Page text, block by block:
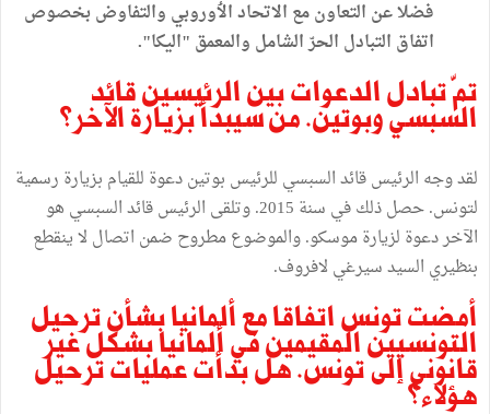
فضلا عن التعاون مع الاتحاد الٲوروبي والتفاوض بخصوص
اتفاق التبادل الحرّ الشامل والمعمق "اليكا".
تمّ تبادل الدعوات بين الرئيسين قائد
السبسي وبوتين. من سيبدأ بزيارة الآخر؟
لقد وجه الرئيس قائد السبسي للرئيس بوتين دعوة للقيام بزيارة رسمية
لتونس. حصل ذلك في سنة 2015. وتلقى الرئيس قائد السبسي هو
الآخر دعوة لزيارة موسكو. والموضوع مطروح ضمن اتصال لا ينقطع
بنظيري السيد سيرغي لافروف.
أمضت تونس اتفاقا مع ألمانيا بشأن ترحيل
التونسيين المقيمين في ألمانيا بشكل غير
قانوني إلى تونس. هل بدأت عمليات ترحيل
هؤلاء؟